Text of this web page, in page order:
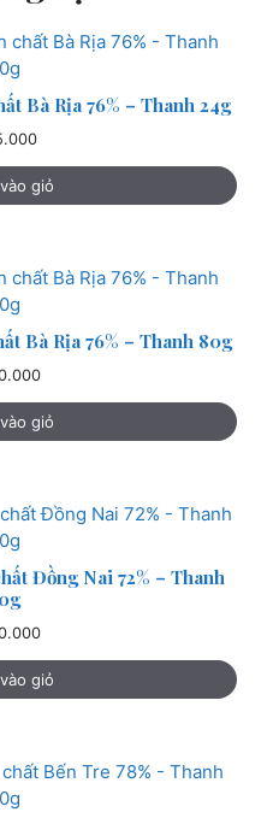
Bà Rịa 76% – Thanh 24g
giỏ
Bà Rịa 76% – Thanh 80g
giỏ
Đồng Nai 72% – Thanh
giỏ